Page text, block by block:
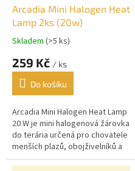
Arcadia Mini Halogen Heat
Lamp 2ks (20w)
Skladem (>5 ks)
259 Kč / ks
Do košíku
Arcadia Mini Halogen Heat Lamp
20 W je mini halogenová žárovka
do terária určená pro chovatele
menších plazů, obojživelníků a
bezobratlých. Poskytuje šetrné